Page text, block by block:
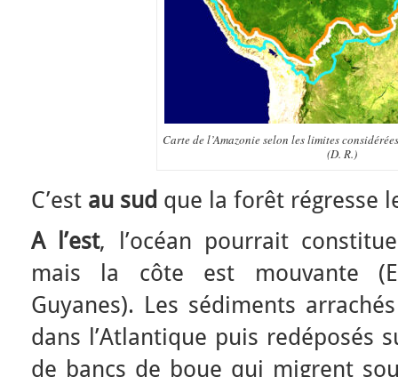
Carte de l’Amazonie selon les limites
(D. R.)
C’est au sud que la forêt régresse
A l’est, l’océan pourrait
mais la côte est mouvante
Guyanes). Les sédiments
dans l’Atlantique puis redéposés
de bancs de boue qui migrent